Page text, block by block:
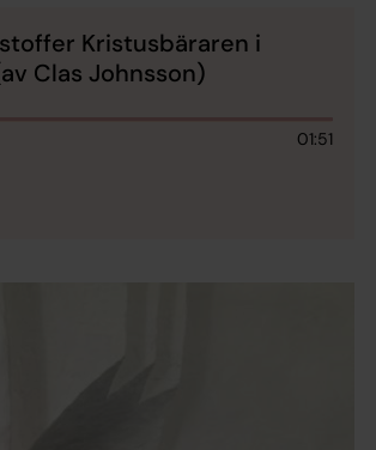
Kristusbäraren i
Clas Johnsson)
01:51